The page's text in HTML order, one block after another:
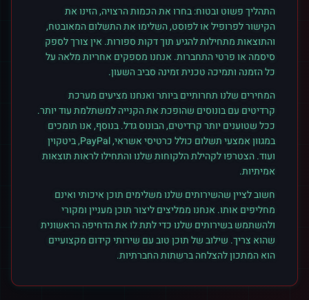
התהליך פשוט ובטוח: בחרו את הכמות הרצויה, הזינו את
הקישור לפרופיל או לפוסט, השלימו את התשלום המאובטח,
והתוצאות מתחילות להגיע תוך דקות ספורות. אין צורך לספק
סיסמה או פרטי התחברות. אנחנו מספקים אחריות מלאה על
כל הזמנה ותמיכה טכנית זמינה סביב השעון.
המחירים שלנו תחרותיים ביותר ואנחנו מציעים מערכת
קרדיטים עם בונוסים שהופכת את הקנייה למשתלמת עוד יותר.
ככל שטוענים יותר קרדיטים, הבונוס גדל. בנוסף, אנו תומכים
במגוון אמצעי תשלום כולל כרטיסי אשראי, PayPal, ביטקוין
ועוד. הצטרפו לקהילת הלקוחות שלנו והתחילו לראות תוצאות
אמיתיות.
חשוב לציין שהשירותים שלנו משלימים תוכן איכותי ואינם
מחליפים אותו. אנחנו ממליצים ליצור תוכן מעניין ומקורי
ולהשתמש בשירותים שלנו כדי לתת לו את הדחיפה הראשונית
שהוא צריך. שילוב של תוכן טוב עם שירותי קידום מקצועיים
הוא המתכון להצלחה ברשתות החברתיות.